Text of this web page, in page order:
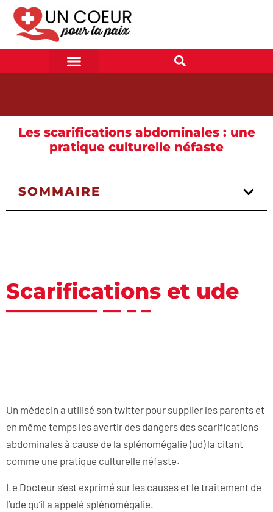
Les scarifications abdominales : une
pratique culturelle néfaste
SOMMAIRE
Scarifications et ude
Un médecin a utilisé son twitter pour supplier les parents et
en même temps les avertir des dangers des scarifications
abdominales à cause de la splénomégalie (ud) la citant
comme une pratique culturelle néfaste.
Le Docteur s’est exprimé sur les causes et le traitement de
l’ude qu’il a appelé splénomégalie.